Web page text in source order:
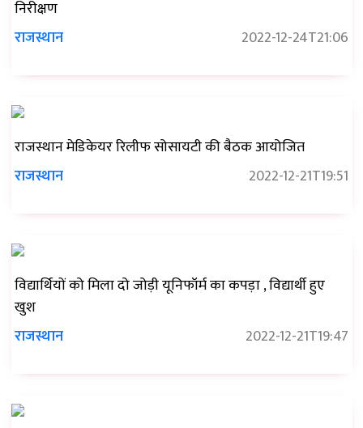
निरीक्षण
राजस्थान
2022-12-24T21:06
राजस्थान मेडिकेयर रिलीफ सोसायटी की बैठक आयोजित
राजस्थान
2022-12-21T19:51
विद्यार्थियों को मिला दो जोड़ी यूनिफॉर्म का कपड़ा , विद्यार्थी हुए
खुश
राजस्थान
2022-12-21T19:47